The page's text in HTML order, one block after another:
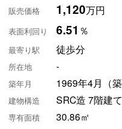
販売価格 1,120万円
表面利回り 6.51 ％
最寄り駅 徒歩分
所在地 -
築年月 1969年4月（築
建物構造 SRC造 7階建て
専有面積 30.86㎡